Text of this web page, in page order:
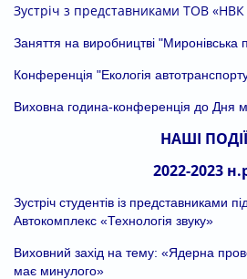
Зустріч з представниками ТОВ
Заняття на виробництві "Миронівська
Конференція "Екологія
Виховна година-конференція до Дня
НАШІ ПОДІЇ
2022-2023
Зустріч студентів із представниками
Автокомплекс «Технологія звуку»
Виховний захід на тему: «Ядерна
має минулого»